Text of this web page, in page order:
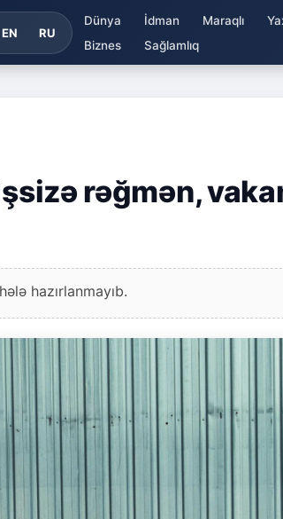
EN RU
Dünya İdman Maraqlı
Biznes
Sağlamlıq
rəğmən,
hazırlanmayıb.